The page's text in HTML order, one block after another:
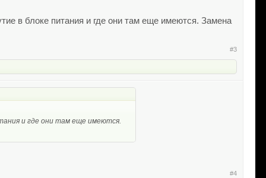
в блоке питания и где они там еще имеются. Замена
#3
и где они там еще имеются.
#4